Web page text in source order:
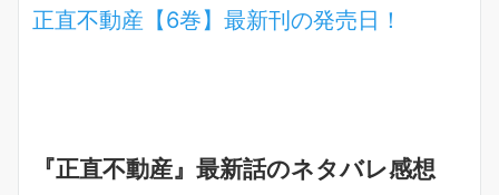
正直不動産【6巻】最新刊の発売日！
『正直不動産』最新話のネタバレ感想